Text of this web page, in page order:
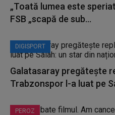
„Toată lumea este
FSB „scapă de sub...
DIGISPORT
Galatasaray pregătește
Trabzonspor l-a luat pe
PEROZ